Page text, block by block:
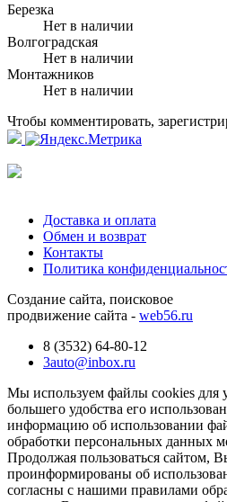
Березка
Нет в наличии
Волгоградская
Нет в наличии
Монтажников
Нет в наличии
Чтобы комментировать,
Доставка и оплата
Обмен и возврат
Контакты
Политика
Создание сайта, поисковое
продвижение сайта - web56.ru
8 (3532) 64-80-12
3auto@inbox.ru
Мы используем файлы cookies для
большего удобства его
информацию об использовании
обработки персональных данных
Продолжая пользоваться сайтом,
проинформированы об
согласны с нашими правилами